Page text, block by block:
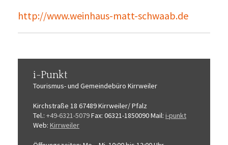
http://www.weinhaus-matt-schwaab.de
i-Punkt
Tourismus-und Gemeindebüro Kirrweiler
Kirchstraße 18 67489 Kirrweiler/ Pfalz
Tel.: +49-6321-5079Fax: 06321-1850090Mail: i-punkt
Web: Kirrweiler